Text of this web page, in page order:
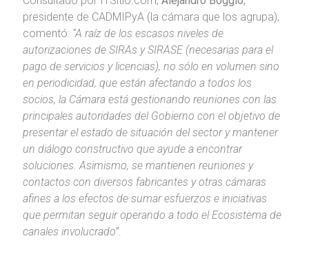
presidente de CADMIPyA (la cámara que los agrupa),
comentó: “A raíz de los escasos niveles de
autorizaciones de SIRAs y SIRASE (necesarias para el
pago de servicios y licencias), no sólo en volumen sino
en periodicidad, que están afectando a todos los
socios, la Cámara está gestionando reuniones con las
principales autoridades del Gobierno con el objetivo de
presentar el estado de situación del sector y mantener
un diálogo constructivo que ayude a encontrar
soluciones. Asimismo, se mantienen reuniones y
contactos con diversos fabricantes y otras cámaras
afines a los efectos de sumar esfuerzos e iniciativas
que permitan seguir operando a todo el Ecosistema de
canales involucrado”.